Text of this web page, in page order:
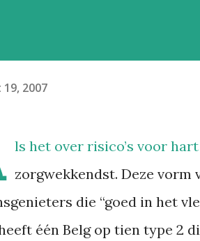
2007
ls het over risico’s voor
zorgwekkendst. Deze
die “goed in het
één Belg op tien type 2